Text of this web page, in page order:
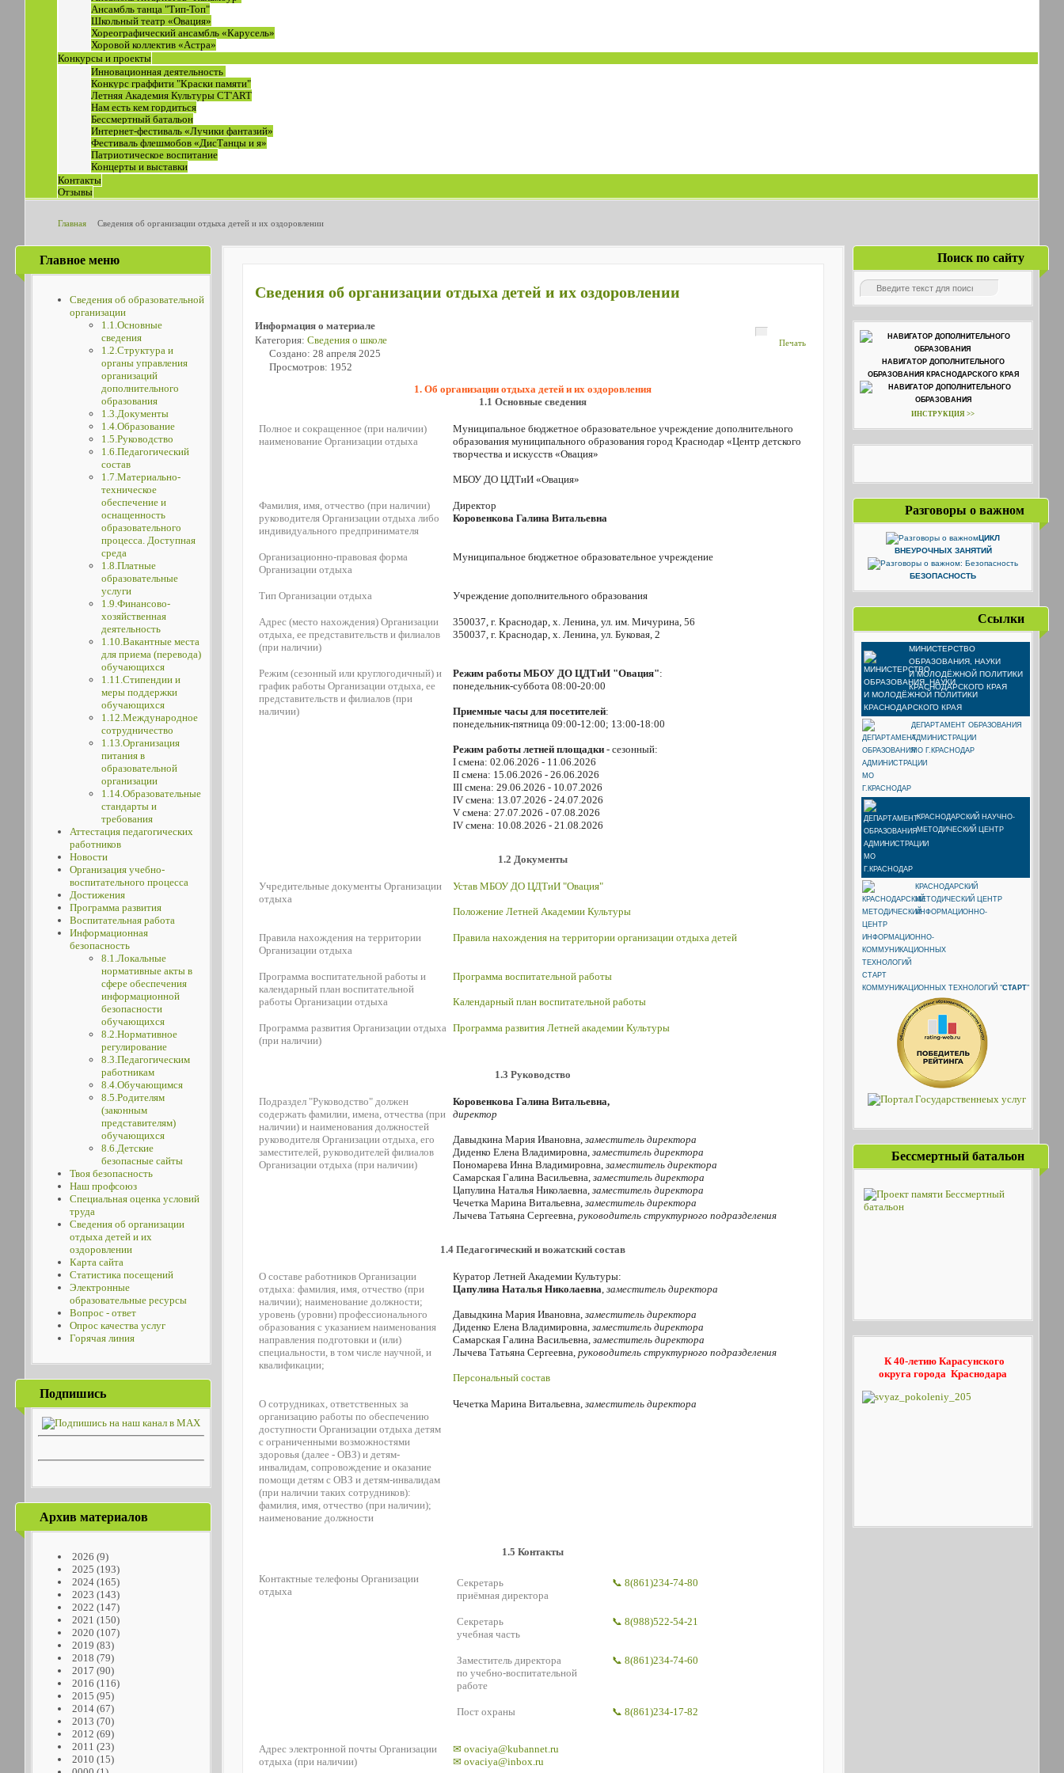
Ансамбль танца "Тип-Топ"
Школьный театр «Овация»
Хореографический ансамбль «Карусель»
Хоровой коллектив «Астра»
Конкурсы и проекты
Инновационная деятельность
Конкурс граффити "Краски памяти"
Летняя Академия Культуры СТ'ART
Нам есть кем гордиться
Бессмертный батальон
Интернет-фестиваль «Лучики фантазий»
Фестиваль флешмобов «ДисТанцы и я»
Патриотическое воспитание
Концерты и выставки
Контакты
Отзывы
Главная Сведения об организации отдыха детей и их оздоровлении
Главное меню
Сведения об образовательной
организации
1.1.Основные
сведения
1.2.Структура и
органы управления
организаций
дополнительного
образования
1.3.Документы
1.4.Образование
1.5.Руководство
1.6.Педагогический
состав
1.7.Материально-
техническое
обеспечение и
оснащенность
образовательного
процесса. Доступная
среда
1.8.Платные
образовательные
услуги
1.9.Финансово-
хозяйственная
деятельность
1.10.Вакантные места
для приема (перевода)
обучающихся
1.11.Стипендии и
меры поддержки
обучающихся
1.12.Международное
сотрудничество
1.13.Организация
питания в
образовательной
организации
1.14.Образовательные
стандарты и
требования
Аттестация педагогических
работников
Новости
Организация учебно-
воспитательного процесса
Достижения
Программа развития
Воспитательная работа
Информационная
безопасность
8.1.Локальные
нормативные акты в
сфере обеспечения
информационной
безопасности
обучающихся
8.2.Нормативное
регулирование
8.3.Педагогическим
работникам
8.4.Обучающимся
8.5.Родителям
(законным
представителям)
обучающихся
8.6.Детские
безопасные сайты
Твоя безопасность
Наш профсоюз
Специальная оценка условий
труда
Сведения об организации
отдыха детей и их
оздоровлении
Карта сайта
Статистика посещений
Электронные
образовательные ресурсы
Вопрос - ответ
Опрос качества услуг
Горячая линия
Подпишись
Архив материалов
2026 (9)
2025 (193)
2024(165)
2023 (143)
2022 (147)
2021 (150)
2020 (107)
2019 (83)
2018 (79)
2017 (90)
2016 (116)
2015 (95)
2014(67)
2013 (70)
2012 (69)
2011 (23)
2010 (15)
Сведения об организации отдыха детей и их оздоровлении
Печать
Информация о материале
Категория: Сведения о школе
Создано: 28 апреля 2025
Просмотров: 1952
1. Об организации отдыха детей и их оздоровления
1.1 Основные сведения
Полное и сокращенное (при наличии)
наименование Организации отдыха
Муниципальное бюджетное образовательное учреждение дополнительного
образования муниципального образования город Краснодар «Центр детского
творчества и искусств «Овация»
МБОУ ДО ЦДТиИ «Овация»
Фамилия, имя, отчество (при наличии)
руководителя Организации отдыха либо
индивидуального предпринимателя
Директор
Коровенкова Галина Витальевна
Организационно-правовая форма
Организации отдыха
Муниципальное бюджетное образовательное учреждение
Тип Организации отдыха Учреждение дополнительного образования
Адрес (место нахождения) Организации
отдыха, ее представительств и филиалов
(при наличии)
350037, г. Краснодар, х. Ленина, ул. им. Мичурина, 56
350037, г. Краснодар, х. Ленина, ул. Буковая, 2
Режим (сезонный или круглогодичный) и
график работы Организации отдыха, ее
представительств и филиалов (при
наличии)
Режим работы МБОУ ДО ЦДТиИ "Овация":
понедельник-суббота 08:00-20:00
Приемные часы для посетителей:
понедельник-пятница 09:00-12:00; 13:00-18:00
Режим работы летней площадки- сезонный:
I смена: 02.06.2026 - 11.06.2026
II смена: 15.06.2026 - 26.06.2026
III смена: 29.06.2026 - 10.07.2026
IV смена: 13.07.2026 - 24.07.2026
V смена: 27.07.2026 - 07.08.2026
IV смена: 10.08.2026 - 21.08.2026
1.2 Документы
Учредительные документы Организации
отдыха
Устав МБОУ ДО ЦДТиИ "Овация"
Положение Летней Академии Культуры
Правила нахождения на территории
Организации отдыха
Правила нахождения на территории организации отдыха детей
Программа воспитательной работы и
календарный план воспитательной
работы Организации отдыха
Программа воспитательной работы
Календарный план воспитательной работы
Программа развития Организации отдыха
(при наличии)
Программа развития Летней академии Культуры
1.3 Руководство
Подраздел "Руководство" должен
содержать фамилии, имена, отчества (при
наличии) и наименования должностей
руководителя Организации отдыха, его
заместителей, руководителей филиалов
Организации отдыха (при наличии)
Коровенкова Галина Витальевна,
директор
Давыдкина Мария Ивановна, заместитель директора
Диденко Елена Владимировна, заместитель директора
Пономарева Инна Владимировна, заместитель директора
Самарская Галина Васильевна, заместитель директора
Цапулина Наталья Николаевна, заместитель директора
Чечетка Марина Витальевна, заместитель директора
Лычева Татьяна Сергеевна, руководитель структурного подразделения
1.4 Педагогический и вожатский состав
О составе работников Организации
отдыха: фамилия, имя, отчество (при
наличии); наименование должности;
уровень (уровни) профессионального
образования с указанием наименования
направления подготовки и (или)
специальности, в том числе научной, и
квалификации;
Куратор Летней Академии Культуры:
Цапулина Наталья Николаевна заместитель директора
Давыдкина Мария Ивановна, заместитель директора
Диденко Елена Владимировна, заместитель директора
Самарская Галина Васильевна, заместитель директора
Лычева Татьяна Сергеевна, руководитель структурного подразделения
Персональный состав
О сотрудниках, ответственных за
организацию работы по обеспечению
доступности Организации отдыха детям
с ограниченными возможностями
здоровья (далее - ОВЗ) и детям-
инвалидам, сопровождение и оказание
помощи детям с ОВЗ и детям-инвалидам
(при наличии таких сотрудников):
фамилия, имя, отчество (при наличии);
наименование должности
Чечетка Марина Витальевна, заместитель директора
1.5 Контакты
Контактные телефоны Организации
отдыха
Секретарь
приёмная директора
📞 8(861)234-74-80
Секретарь
учебная часть
📞 8(988)522-54-21
Заместитель директора
по учебно-воспитательной
работе
📞 8(861)234-74-60
Пост охраны 📞 8(861)234-17-82
Адрес электронной почты Организации
отдыха (при наличии)
✉ ovaciya@kubannet.ru
✉ ovaciya@inbox.ru
Поиск по сайту
НАВИГАТОР ДОПОЛНИТЕЛЬНОГО
ОБРАЗОВАНИЯ КРАСНОДАРСКОГО КРАЯ
ИНСТРУКЦИЯ >>
Разговоры о важном
ЦИКЛ
ВНЕУРОЧНЫХ ЗАНЯТИЙ
БЕЗОПАСНОСТЬ
Ссылки
МИНИСТЕРСТВО
ОБРАЗОВАНИЯ, НАУКИ
И МОЛОДЁЖНОЙ ПОЛИТИКИ
КРАСНОДАРСКОГО КРАЯ
ДЕПАРТАМЕНТ ОБРАЗОВАНИЯ
АДМИНИСТРАЦИИ
МО Г.КРАСНОДАР
КРАСНОДАРСКИЙ НАУЧНО-
МЕТОДИЧЕСКИЙ ЦЕНТР
КРАСНОДАРСКИЙ
МЕТОДИЧЕСКИЙ ЦЕНТР
ИНФОРМАЦИОННО-
КОММУНИКАЦИОННЫХ ТЕХНОЛОГИЙ "СТАРТ"
Бессмертный батальон
К 40-летию Карасунского
округа города Краснодара